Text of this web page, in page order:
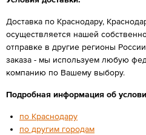
Доставка по Краснодару,
осуществляется нашей
отправке в другие регионы
заказа - мы используем любую
компанию по Вашему выбору.
Подробная информация об
по Краснодару
по другим городам